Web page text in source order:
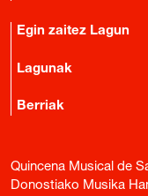
Egin zaitez Lagun
Lagunak
Berriak
Quincena Musical de
Donostiako Musika